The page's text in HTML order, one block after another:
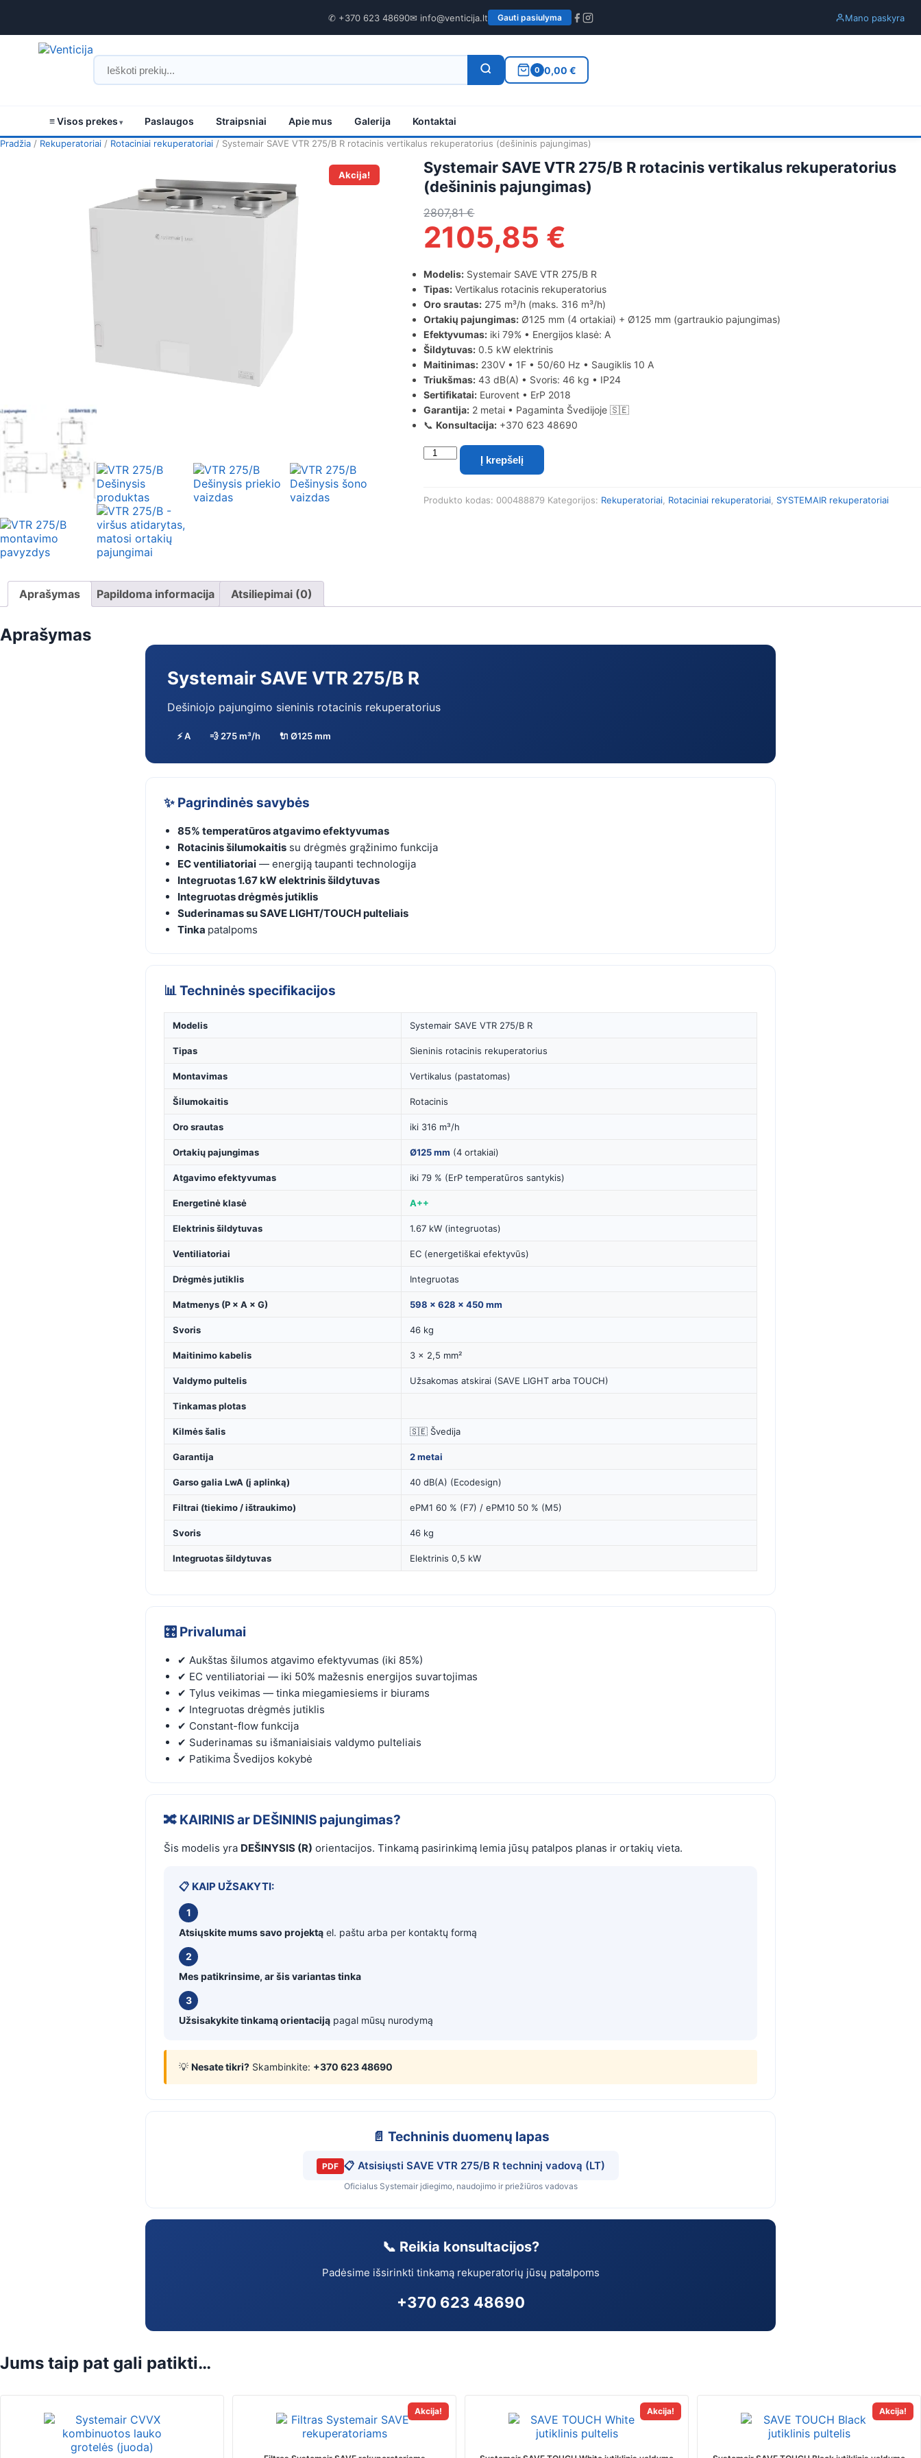
✆ +370 623 48690✉ info@venticija.lt Gauti pasiulyma Mano paskyra
0 0,00 €
≡ Visos prekes Paslaugos Straipsniai Apie mus Galerija Kontaktai
Pradžia / Rekuperatoriai / Rotaciniai rekuperatoriai / Systemair SAVE VTR 275/B R rotacinis vertikalus rekuperatorius (dešininis pajungimas)
Akcija!
Systemair SAVE VTR 275/B R rotacinis vertikalus rekuperatorius
(dešininis pajungimas)
2807,81€
2105,85 €
Modelis: Systemair SAVE VTR 275/B R
Tipas: Vertikalus rotacinis rekuperatorius
Oro srautas: 275 m³/h (maks. 316 m³/h)
Ortakių pajungimas: Ø125 mm (4 ortakiai) + Ø125 mm (gartraukio pajungimas)
Efektyvumas: iki 79% • Energijos klasė: A
Šildytuvas: 0.5 kW elektrinis
Maitinimas: 230V • 1F • 50/60 Hz • Saugiklis 10 A
Triukšmas: 43 dB(A) • Svoris: 46 kg • IP24
Sertifikatai: Eurovent • ErP 2018
Garantija: 2 metai • Pagaminta Švedijoje 🇸🇪
📞 Konsultacija: +370 623 48690
produkto
Systemair
VTR
Į krepšelį
Produkto kodas: 000488879 Kategorijos: Rekuperatoriai Rotaciniai rekuperatoriai SYSTEMAIR rekuperatoriai
Aprašymas Papildoma informacija Atsiliepimai (0)
Aprašymas
Systemair SAVE VTR 275/B R
Dešiniojo pajungimo sieninis rotacinis rekuperatorius
⚡ A 💨 275 m³/h 🔌 Ø125 mm
✨ Pagrindinės savybės
85% temperatūros atgavimo efektyvumas
Rotacinis šilumokaitis su drėgmės grąžinimo funkcija
EC ventiliatoriai — energiją taupanti technologija
Integruotas 1.67 kW elektrinis šildytuvas
Integruotas drėgmės jutiklis
Suderinamas su SAVE LIGHT/TOUCH pulteliais
Tinka patalpoms
📊 Techninės specifikacijos
Modelis Systemair SAVE VTR 275/B R
Tipas Sieninis rotacinis rekuperatorius
Montavimas Vertikalus (pastatomas)
Šilumokaitis Rotacinis
Oro srautas iki 316 m³/h
Ortakių pajungimas Ø125 mm (4 ortakiai)
Atgavimo efektyvumas iki 79 % (ErP temperatūros santykis)
Energetinė klasė A++
Elektrinis šildytuvas 1.67 kW (integruotas)
Ventiliatoriai EC (energetiškai efektyvūs)
Drėgmės jutiklis Integruotas
Matmenys (P × A × G) 598 × 628 × 450 mm
Svoris 46 kg
Maitinimo kabelis 3 × 2,5 mm²
Valdymo pultelis Užsakomas atskirai (SAVE LIGHT arba TOUCH)
Tinkamas plotas
Kilmės šalis 🇸🇪 Švedija
Garantija 2 metai
Garso galia LwA (į aplinką) 40 dB(A) (Ecodesign)
Filtrai (tiekimo / ištraukimo) ePM1 60 % (F7) / ePM10 50 % (M5)
Svoris 46 kg
Integruotas šildytuvas Elektrinis 0,5 kW
🎛️ Privalumai
✔ Aukštas šilumos atgavimo efektyvumas (iki 85%)
✔ EC ventiliatoriai — iki 50% mažesnis energijos suvartojimas
✔ Tylus veikimas — tinka miegamiesiems ir biurams
✔ Integruotas drėgmės jutiklis
✔ Constant-flow funkcija
✔ Suderinamas su išmaniaisiais valdymo pulteliais
✔ Patikima Švedijos kokybė
🔀 KAIRINIS ar DEŠININIS pajungimas?
Šis modelis yra DEŠINYSIS (R) orientacijos. Tinkamą pasirinkimą lemia jūsų patalpos planas ir ortakių vieta.
📋 KAIP UŽSAKYTI:
1
Atsiųskite mums savo projektą el. paštu arba per kontaktų formą
2
Mes patikrinsime, ar šis variantas tinka
3
Užsisakykite tinkamą orientaciją pagal mūsų nurodymą
💡 Nesate tikri? Skambinkite: +370 623 48690
📄 Techninis duomenų lapas
PDF 📋 Atsisiųsti SAVE VTR 275/B R techninį vadovą (LT)
Oficialus Systemair įdiegimo, naudojimo ir priežiūros vadovas
📞 Reikia konsultacijos?
Padėsime išsirinkti tinkamą rekuperatorių jūsų patalpoms
+370 623 48690
Jums taip pat gali patikti…
product
has
multiple
Akcija!
product
has
multiple
Akcija! Akcija!